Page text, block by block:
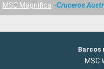
MSC Magnifica
Cruceros
Barcos
MSC